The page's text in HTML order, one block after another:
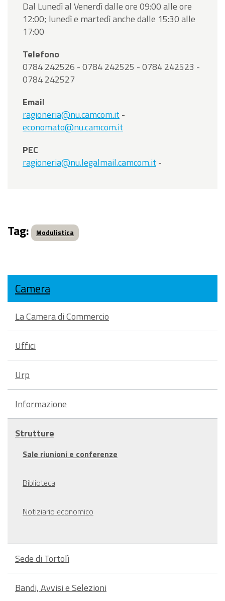
Dal Lunedì al Venerdì dalle ore 09:00 alle ore
12:00; lunedì e martedì anche dalle 15:30 alle
17:00
Telefono
0784 242526 - 0784 242525 - 0784 242523 -
0784 242527
Email
ragioneria@nu.camcom.it -
economato@nu.camcom.it
PEC
ragioneria@nu.legalmail.camcom.it -
Tag: Modulistica
Camera
La Camera di Commercio
Uffici
Urp
Informazione
Strutture
Sale riunioni e conferenze
Biblioteca
Notiziario economico
Sede di Tortolì
Bandi, Avvisi e Selezioni